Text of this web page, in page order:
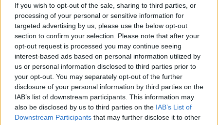
If you wish to opt-out of the sale, sharing to third parties, or
processing of your personal or sensitive information for
targeted advertising by us, please use the below opt-out
section to confirm your selection. Please note that after your
opt-out request is processed you may continue seeing
interest-based ads based on personal information utilized by
us or personal information disclosed to third parties prior to
your opt-out. You may separately opt-out of the further
disclosure of your personal information by third parties on the
IAB’s list of downstream participants. This information may
also be disclosed by us to third parties on the IAB’s List of
Downstream Participants that may further disclose it to other